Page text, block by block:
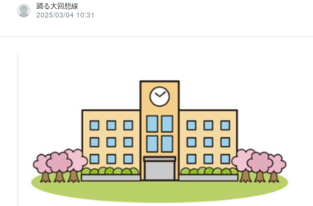
踊る大回想線
2025/03/04 10:31